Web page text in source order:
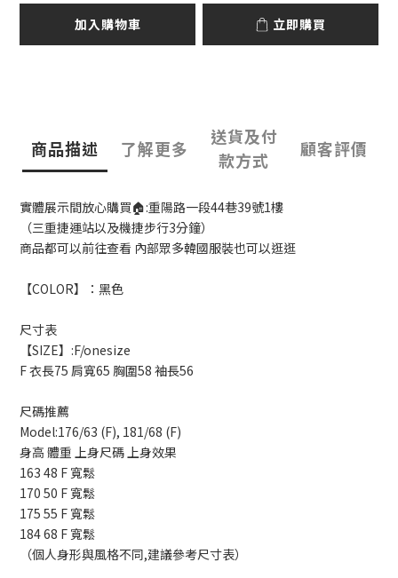
加入購物車 立即購買
商品描述 了解更多
送貨及付
款方式
顧客評價
實體展示間放心購買🏠:重陽路一段44巷39號1樓
（三重捷運站以及機捷步行3分鐘）
商品都可以前往查看 內部眾多韓國服裝也可以逛逛
【COLOR】：黑色
尺寸表
【SIZE】:F/onesize
F 衣長75 肩寬65 胸圍58 袖長56
尺碼推薦
Model:176/63 (F), 181/68 (F)
身高 體重 上身尺碼 上身效果
163 48 F 寬鬆
170 50 F 寬鬆
175 55 F 寬鬆
184 68 F 寬鬆
（個人身形與風格不同,建議參考尺寸表）